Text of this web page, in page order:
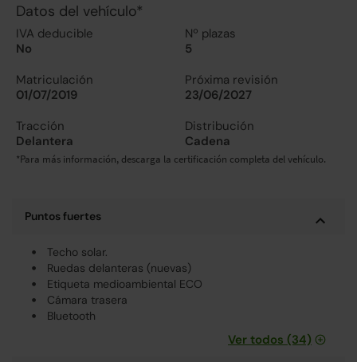
Datos del vehículo*
IVA deducible
No
Nº plazas
5
Matriculación
01/07/2019
Próxima revisión
23/06/2027
Tracción
Delantera
Distribución
Cadena
*Para más información, descarga la certificación completa del vehículo.
Puntos fuertes
Techo solar.
Ruedas delanteras (nuevas)
Etiqueta medioambiental ECO
Cámara trasera
Bluetooth
Ver todos (34)